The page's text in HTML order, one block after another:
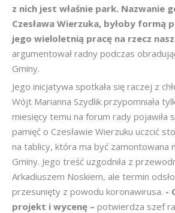
z nich jest właśnie park. Nazwanie
Czesława Wierzuka, byłoby formą
jego wieloletnią pracę na rzecz
argumentował radny podczas
Gminy.
Jego inicjatywa spotkała się raczej z
Wójt Marianna Szydlik przypomniała
miesięcy temu na forum rady pojawiła
pamięć o Czesławie Wierzuku uczcić
na tablicy, która ma być zamontowana
Gminy. Jego treść uzgodniła z
Arkadiuszem Noskiem, ale termin
przesunięty z powodu koronawirusa. -
projekt i wycenę – potwierdza szef